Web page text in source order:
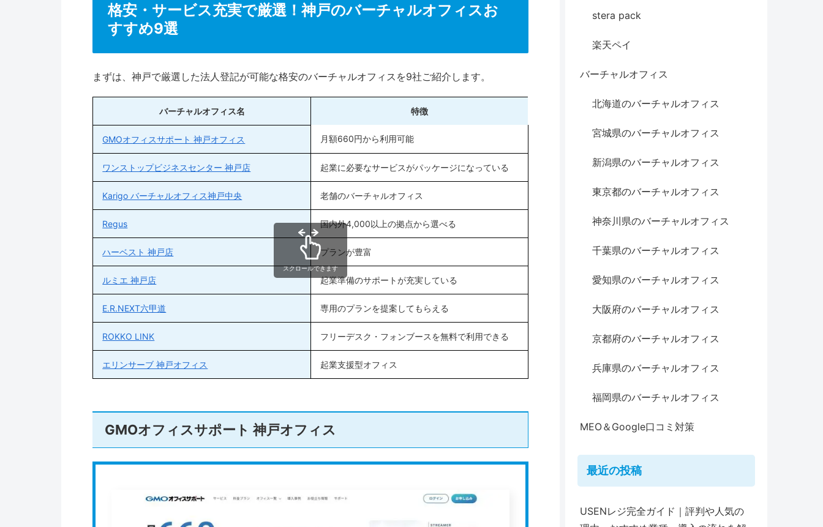
格安・サービス充実で厳選！神戸のバーチャルオフィスお
すすめ9選
まずは、神戸で厳選した法人登記が可能な格安のバーチャルオフィスを9社ご紹介します。
バーチャルオフィス名 特徴
GMOオフィスサポート 神戸オフィス 月額660円から利用可能
ワンストップビジネスセンター 神戸店 起業に必要なサービスがパッケージになっている
Karigo バーチャルオフィス神戸中央 老舗のバーチャルオフィス
Regus 国内外4,000以上の拠点から選べる
ハーベスト 神戸店 プランが豊富
ルミエ 神戸店 起業準備のサポートが充実している
E.R.NEXT六甲道 専用のプランを提案してもらえる
ROKKO LINK フリーデスク・フォンブースを無料で利用できる
エリンサーブ 神戸オフィス 起業支援型オフィス
スクロールできます
GMOオフィスサポート 神戸オフィス
stera pack
楽天ペイ
バーチャルオフィス
北海道のバーチャルオフィス
宮城県のバーチャルオフィス
新潟県のバーチャルオフィス
東京都のバーチャルオフィス
神奈川県のバーチャルオフィス
千葉県のバーチャルオフィス
愛知県のバーチャルオフィス
大阪府のバーチャルオフィス
京都府のバーチャルオフィス
兵庫県のバーチャルオフィス
福岡県のバーチャルオフィス
MEO＆Google口コミ対策
最近の投稿
USENレジ完全ガイド｜評判や人気の